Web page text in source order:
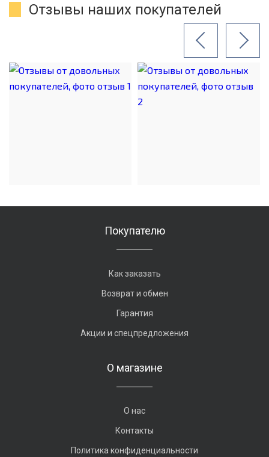
Отзывы наших покупателей
Покупателю
Как заказать
Возврат и обмен
Гарантия
Акции и спецпредложения
О магазине
О нас
Контакты
Политика конфиденциальности